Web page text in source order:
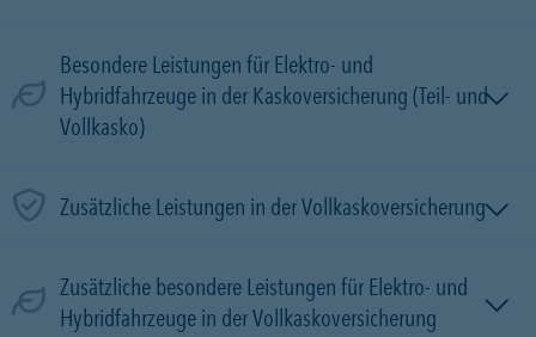
Besondere Leistungen für Elektro- und
Hybridfahrzeuge in der Kaskoversicherung (Teil- und
Vollkasko)
Zusätzliche Leistungen in der Vollkaskoversicherung
Zusätzliche besondere Leistungen für Elektro- und
Hybridfahrzeuge in der Vollkaskoversicherung